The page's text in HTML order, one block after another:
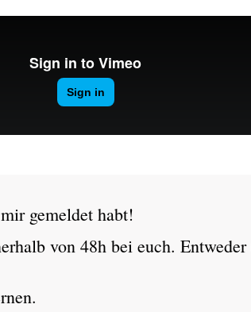
gemeldet habt!
von 48h bei euch.